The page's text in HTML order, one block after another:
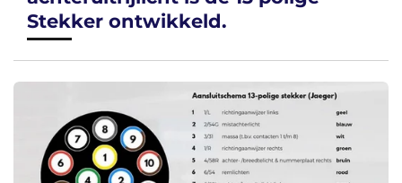
Stekker ontwikkeld.